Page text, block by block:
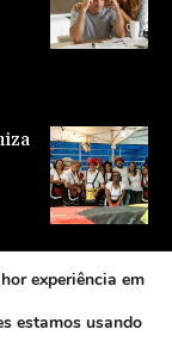
experiência em
estamos usando